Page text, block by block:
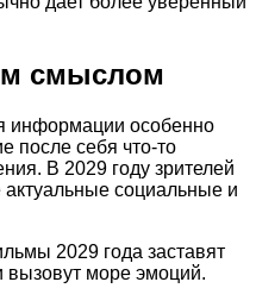
смыслом
информации особенно
после себя что-то
В 2029 году зрителей
социальные и
2029 года заставят
вызовут море эмоций.